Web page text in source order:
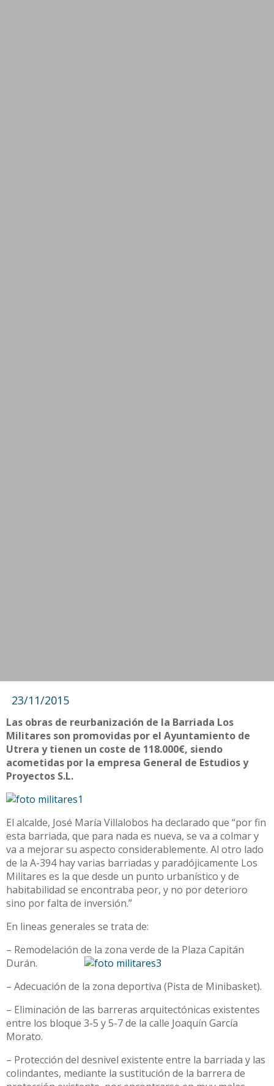
23/11/2015
Las obras de reurbanización de la Barriada Los
Militares son promovidas por el Ayuntamiento de
Utrera y tienen un coste de 118.000€, siendo
acometidas por la empresa General de Estudios y
Proyectos S.L.
El alcalde, José María Villalobos ha declarado que “por fin
esta barriada, que para nada es nueva, se va a colmar y
va a mejorar su aspecto considerablemente. Al otro lado
de la A-394 hay varias barriadas y paradójicamente Los
Militares es la que desde un punto urbanístico y de
habitabilidad se encontraba peor, y no por deterioro
sino por falta de inversión.”
En lineas generales se trata de:
– Remodelación de la zona verde de la Plaza Capitán
Durán.
– Adecuación de la zona deportiva (Pista de Minibasket).
– Eliminación de las barreras arquitectónicas existentes
entre los bloque 3-5 y 5-7 de la calle Joaquín García
Morato.
– Protección del desnivel existente entre la barriada y las
colindantes, mediante la sustitución de la barrera de